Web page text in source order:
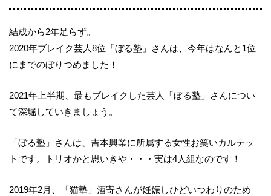
結成から2年足らず。
2020年ブレイク芸人8位「ぼる塾」さんは、今年はなんと1位
にまでのぼりつめました！
2021年上半期、最もブレイクした芸人「ぼる塾」さんについ
て深堀していきましょう。
「ぼる塾」さんは、吉本興業に所属する女性お笑いカルテッ
トです。トリオかと思いきや・・・実は4人組なのです！
2019年2月、「猫塾」酒寄さんが妊娠しひどいつわりのため